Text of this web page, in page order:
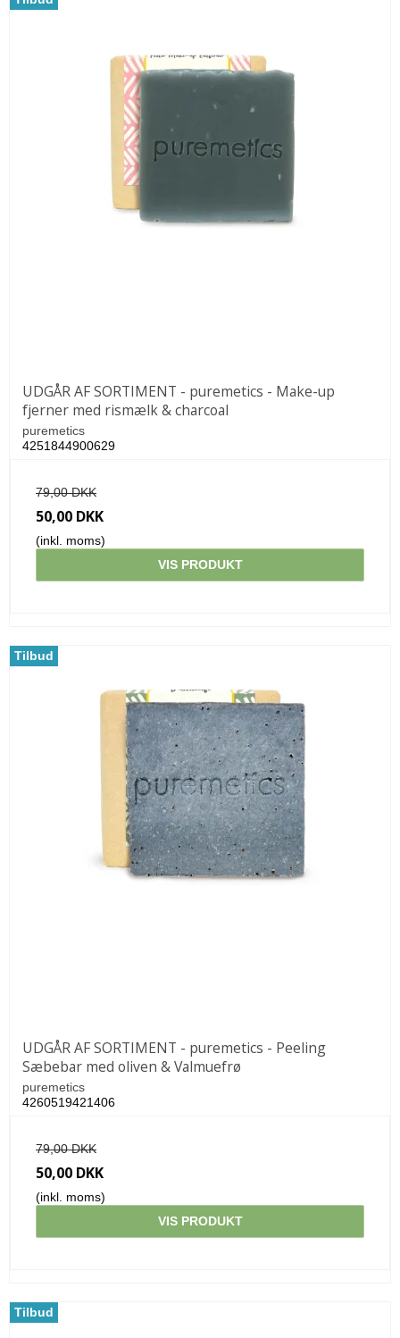
UDGÅR AF SORTIMENT - puremetics - Make-up
fjerner med rismælk & charcoal
puremetics
4251844900629
79,00 DKK
50,00 DKK
(inkl. moms)
VIS PRODUKT
Tilbud
UDGÅR AF SORTIMENT - puremetics - Peeling
Sæbebar med oliven & Valmuefrø
puremetics
4260519421406
79,00 DKK
50,00 DKK
(inkl. moms)
VIS PRODUKT
Tilbud